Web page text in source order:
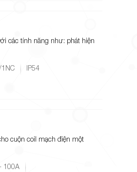
các tính năng như: phát hiện
IP54
cuộn coil mạch điện một
100A